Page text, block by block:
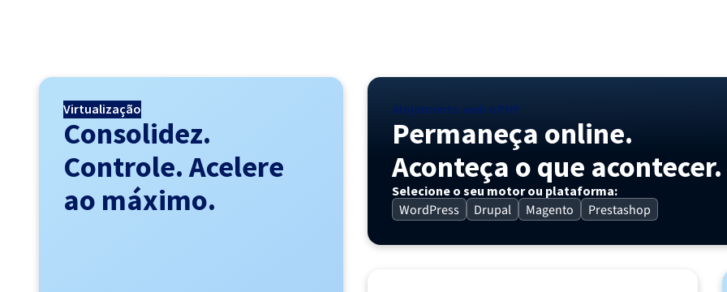
Virtualização
Consolidez.
Controle. Acelere
ao máximo.
Alojamento web e PHP
Permaneça online.
Aconteça o que acontecer.
Selecione o seu motor ou plataforma:
WordPress Drupal Magento Prestashop